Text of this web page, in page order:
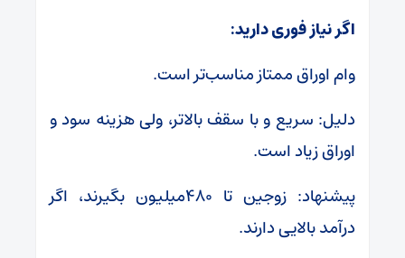
اگر نیاز فوری دارید:
وام اوراق ممتاز مناسب‌تر است.
دلیل: سریع و با سقف بالاتر، ولی هزینه سود و
اوراق زیاد است.
پیشنهاد: زوجین تا ۴۸۰میلیون بگیرند، اگر
درآمد بالایی دارند.